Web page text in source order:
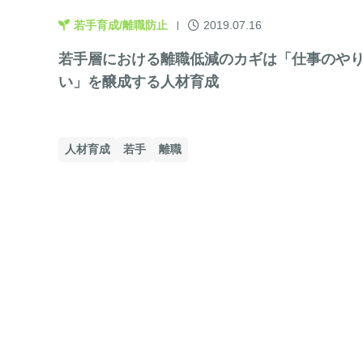
若手育成/離職防止 2019.07.16
若手層における離職低減のカギは「仕事のや
い」を醸成する人材育成
人材育成 若手 離職